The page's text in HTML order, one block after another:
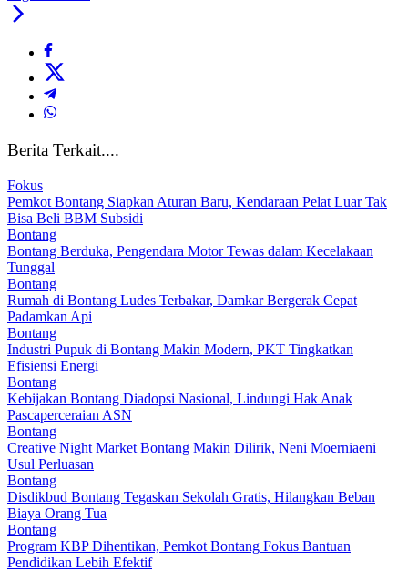
Berita Terkait....
Fokus
Pemkot Bontang Siapkan Aturan Baru, Kendaraan Pelat Luar Tak
Bisa Beli BBM Subsidi
Bontang
Bontang Berduka, Pengendara Motor Tewas dalam Kecelakaan
Tunggal
Bontang
Rumah di Bontang Ludes Terbakar, Damkar Bergerak Cepat
Padamkan Api
Bontang
Industri Pupuk di Bontang Makin Modern, PKT Tingkatkan
Efisiensi Energi
Bontang
Kebijakan Bontang Diadopsi Nasional, Lindungi Hak Anak
Pascaperceraian ASN
Bontang
Creative Night Market Bontang Makin Dilirik, Neni Moerniaeni
Usul Perluasan
Bontang
Disdikbud Bontang Tegaskan Sekolah Gratis, Hilangkan Beban
Biaya Orang Tua
Bontang
Program KBP Dihentikan, Pemkot Bontang Fokus Bantuan
Pendidikan Lebih Efektif